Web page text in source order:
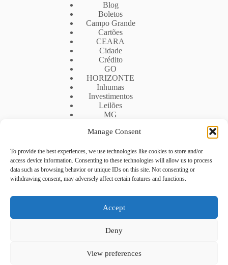
Manage Consent
To provide the best experiences, we use technologies like cookies to store and/or
access device information. Consenting to these technologies will allow us to process
data such as browsing behavior or unique IDs on this site. Not consenting or
withdrawing consent, may adversely affect certain features and functions.
Accept
Deny
View preferences
Blog
Boletos
Campo Grande
Cartões
CEARA
Cidade
Crédito
GO
HORIZONTE
Inhumas
Investimentos
Leilões
MG
MS
RIO DE JANEIRO
Rio De Janeiro
RJ
Segunda Via
Uberlandia
UF
Política de privacidade
Sobre nós